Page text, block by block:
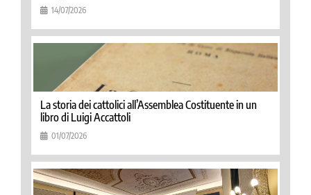
14/07/2026
La storia dei cattolici all’Assemblea Costituente in un
libro di Luigi Accattoli
01/07/2026